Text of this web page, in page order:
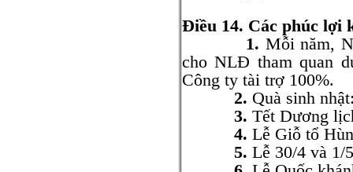
Điều 14. Các phúc lợi
1. Mỗi năm,
cho NLĐ tham quan
Công ty tài trợ 100%.
2. Quà sinh
3. Tết Dương
4. Lễ Giỗ tổ
5. Lễ 30/4 và 1/